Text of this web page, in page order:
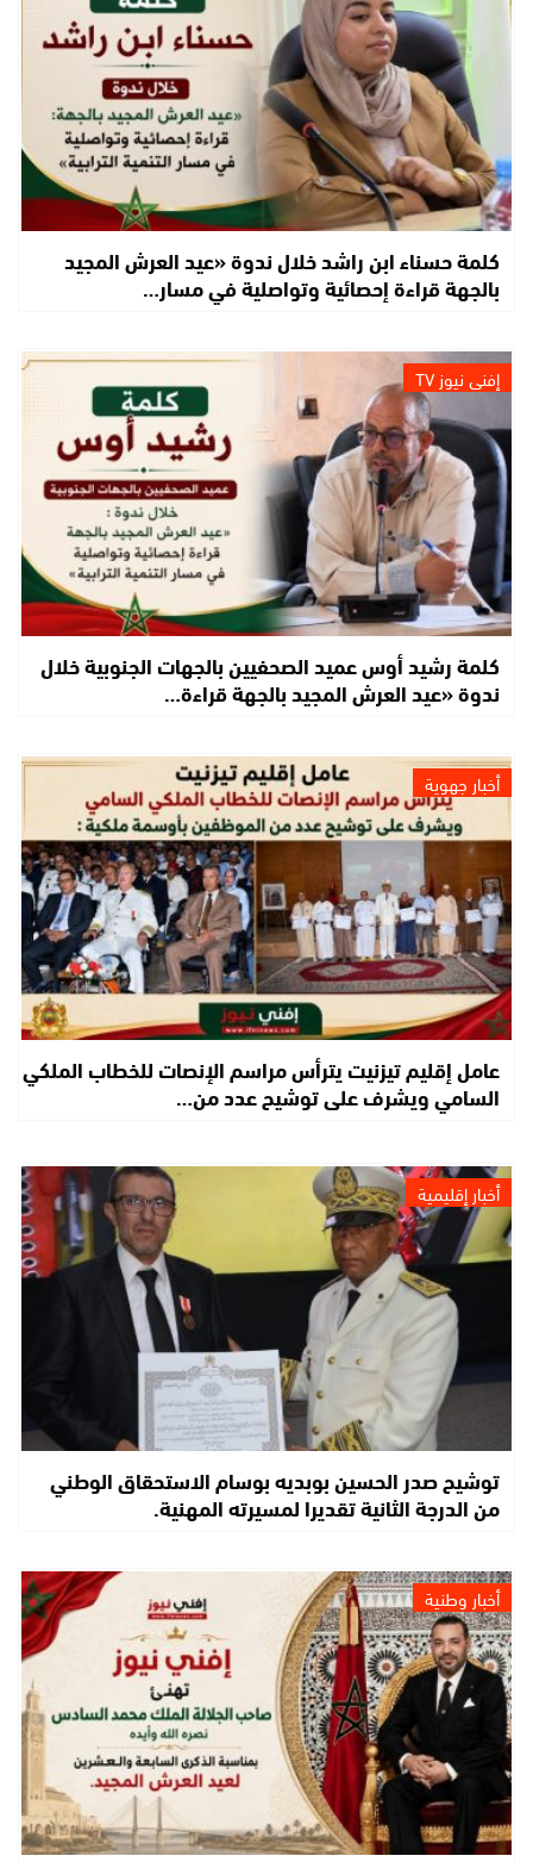
كلمة حسناء ابن راشد خلال ندوة «عيد العرش المجيد
بالجهة قراءة إحصائية وتواصلية في مسار…
إفني نيوز TV
كلمة رشيد أوس عميد الصحفيين بالجهات الجنوبية خلال
ندوة «عيد العرش المجيد بالجهة قراءة…
أخبار جهوية
عامل إقليم تيزنيت يترأس مراسم الإنصات للخطاب الملكي
السامي ويشرف على توشيح عدد من…
أخبار إقليمية
توشيح صدر الحسين بوبديه بوسام الاستحقاق الوطني
من الدرجة الثانية تقديرا لمسيرته المهنية.
أخبار وطنية